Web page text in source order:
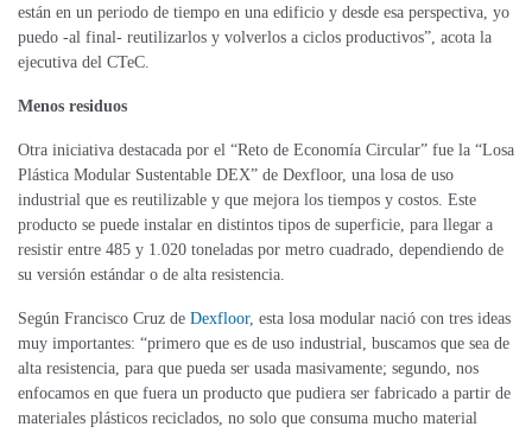
están en un periodo de tiempo en una edificio y desde esa perspectiva, yo
puedo -al final- reutilizarlos y volverlos a ciclos productivos”, acota la
ejecutiva del CTeC.
Menos residuos
Otra iniciativa destacada por el “Reto de Economía Circular” fue la “Losa
Plástica Modular Sustentable DEX” de Dexfloor, una losa de uso
industrial que es reutilizable y que mejora los tiempos y costos. Este
producto se puede instalar en distintos tipos de superficie, para llegar a
resistir entre 485 y 1.020 toneladas por metro cuadrado, dependiendo de
su versión estándar o de alta resistencia.
Según Francisco Cruz de Dexfloor, esta losa modular nació con tres ideas
muy importantes: “primero que es de uso industrial, buscamos que sea de
alta resistencia, para que pueda ser usada masivamente; segundo, nos
enfocamos en que fuera un producto que pudiera ser fabricado a partir de
materiales plásticos reciclados, no solo que consuma mucho material